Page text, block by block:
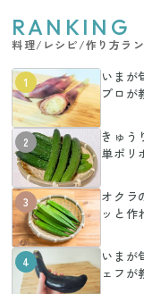
RANKING
料理/レシピ/作り方ラ
1
いまが
プロが
2
きゅう
単ポリ
3
オクラ
ッと作
4
いまが
ェフが